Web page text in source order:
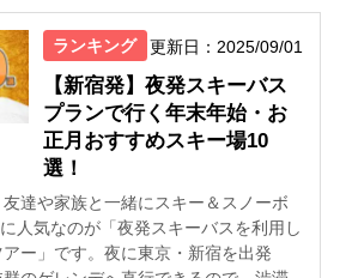
ランキング 更新日：2025/09/01
【新宿発】夜発スキーバス
プランで行く年末年始・お
正月おすすめスキー場10
選！
達や家族と一緒にスキー＆スノーボ
人気なのが「夜発スキーバスを利用し
ー」です。夜に東京・新宿を出発